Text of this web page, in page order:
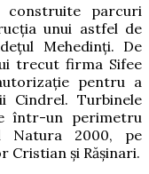
parcuri
unui astfel de
Mehedinți. De
trecut firma Sifee
pentru a
Cindrel. Turbinele
într-un perimetru
2000, pe
și Rășinari.